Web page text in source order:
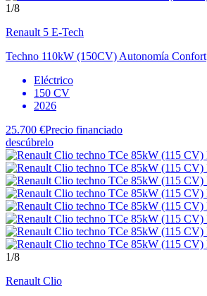
1/8
Renault 5 E-Tech
Techno 110kW (150CV) Autonomía Confort
Eléctrico
150 CV
2026
25.700 €Precio financiado
descúbrelo
1/8
Renault Clio